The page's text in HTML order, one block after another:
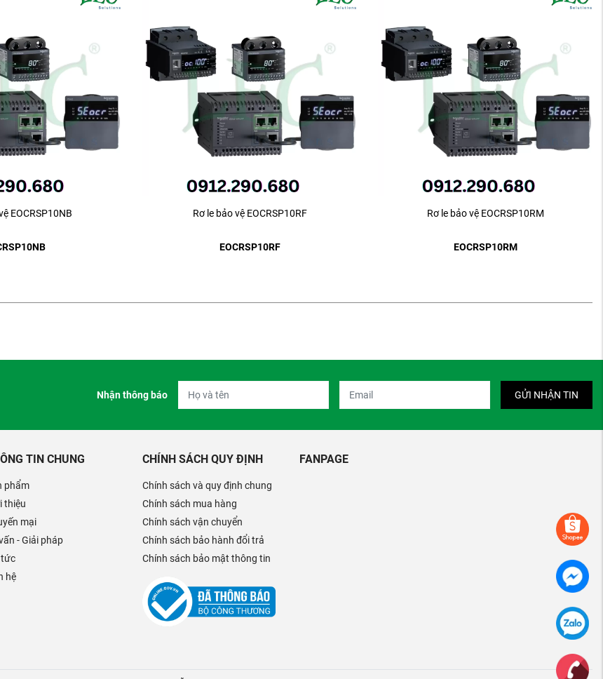
EOCRSP10NB Rơ le bảo vệ EOCRSP10RF
EOCRSP10RF
Rơ le bảo vệ EOCRSP10RM
EOCRSP10RM
Nhận thông báo GỬI NHẬN TIN
TIN CHUNG
phẩm
thiệu
mại
- Giải pháp
tức
hệ
CHÍNH SÁCH QUY ĐỊNH
Chính sách và quy định chung
Chính sách mua hàng
Chính sách vận chuyển
Chính sách bảo hành đổi trả
Chính sách bảo mật thông tin
FANPAGE